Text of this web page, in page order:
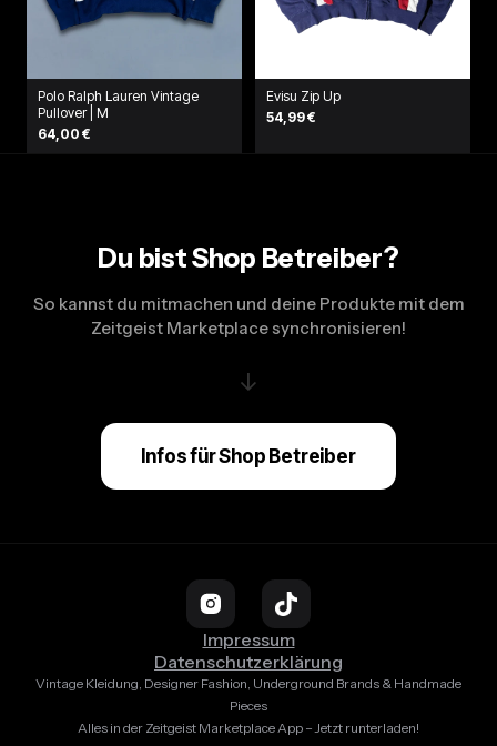
Polo Ralph Lauren Vintage
Pullover | M
64,00 €
Evisu Zip Up
54,99 €
Du bist Shop Betreiber?
So kannst du mitmachen und deine Produkte mit dem
Zeitgeist Marketplace synchronisieren!
↓
Infos für Shop Betreiber
Impressum
Datenschutzerklärung
Vintage Kleidung, Designer Fashion, Underground Brands & Handmade
Pieces
Alles in der Zeitgeist Marketplace App – Jetzt runterladen!